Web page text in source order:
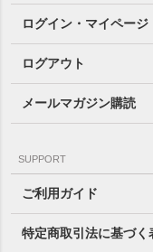
ログイン・マイページ
ログアウト
メールマガジン購読
SUPPORT
ご利用ガイド
特定商取引法に基づく